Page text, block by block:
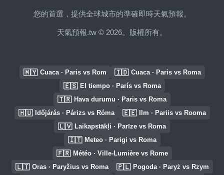
您的首選，提供全球城市的準確即時天氣預報。
天氣預報.tw © 2026。版權所有。
🇲🇾 Cuaca · Paris vs Rom 🇮🇩 Cuaca · Paris vs Roma
🇪🇸 El tiempo · París vs Roma
🇹🇷 Hava durumu · Paris vs Roma
🇭🇺 Időjárás · Párizs vs Róma 🇪🇪 Ilm · Pariis vs Rooma
🇱🇻 Laikapstākļi · Parīze vs Roma
🇮🇹 Meteo · Parigi vs Roma
🇫🇷 Météo · Ville-Lumière vs Rome
🇱🇹 Oras · Paryžius vs Roma 🇵🇱 Pogoda · Paryż vs Rzym